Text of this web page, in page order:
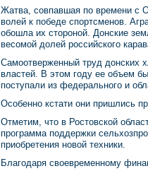
Жатва, совпавшая по времени с
волей к победе спортсменов.
обошла их стороной. Донские
весомой долей российского
Самоотверженный труд донских
властей. В этом году ее объем
поступали из федерального и
Особенно кстати они пришлись
Отметим, что в Ростовской
программа поддержки
приобретения новой техники.
Благодаря своевременному